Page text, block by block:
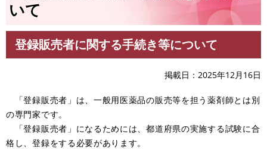
で
いて
文
登録販売者に関する手続き等について
掲載日 2025年12月16日
「登録販売者」は、一般用医薬品の販売等を担う薬剤師とは別
の専門家です。
「登録販売者」になるためには、都道府県の実施する試験に合
格し、登録をする必要があります。